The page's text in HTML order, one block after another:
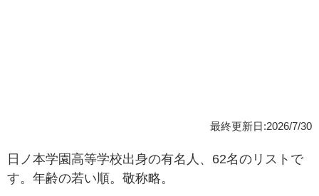
最終更新日:2026/7/30
日ノ本学園高等学校出身の有名人、62名のリストで
す。年齢の若い順。敬称略。